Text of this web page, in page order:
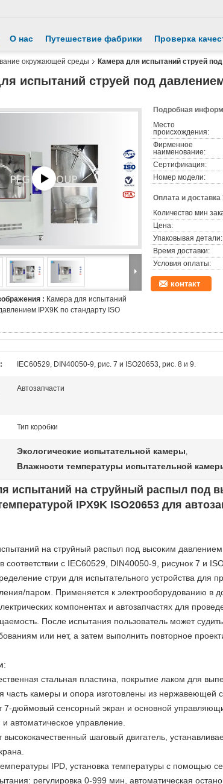
О нас Путешествие фабрики Проверка
окружающей среды Камера для испытаний струей
испытаний струей под
: Камера для испытаний
IPX9K по стандарту ISO
Подробная
Место
происхождения:
Фирменное
наименование:
Сертификация:
Номер модели:
Оплата и доставка
Количество мин
Цена:
Упаковывая детали:
Время доставки:
Условия оплаты:
контакт
IEC60529, DIN40050-9, рис. 7 и ISO20653, рис. 8 и 9.
Автозапчасти
Тип коробки
Экологические испытательной камеры,
Влажности температуры испытательной
испытаний на струйный распыл под
IPX9K ISO20653 для
на струйный распыл под высоким
соответствии с IEC60529, DIN40050-9, рисунок 7 и
струи для испытательного устройства для
паром. Применяется к электрооборудованию в
компонентах и автозапчастях для
После испытания пользователь может
или нет, а затем выполнить повторное
:
стальная пластина, покрытие лаком для
часть камеры и опора изготовлены из нержавеющей
7-дюймовый сенсорный экран и основной
и автоматическое управление.
шаговый двигатель,
IPD, установка температуры с помощью
регулировка 0-999 мин, автоматическая